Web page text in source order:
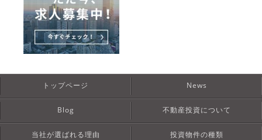
トップページ News
Blog 不動産投資について
当社が選ばれる理由 投資物件の種類